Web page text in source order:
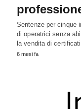
Sentenze per cinque
di operatrici senza
la vendita di
6 mesi fa